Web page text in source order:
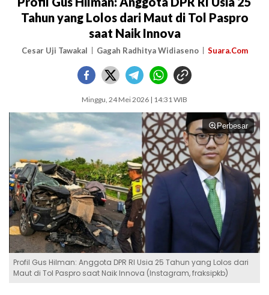
Tahun yang Lolos dari Maut di Tol Paspro
saat Naik Innova
Cesar Uji Tawakal Gagah Radhitya Widiaseno Suara.Com
Minggu, 24 Mei 2026 | 14:31 WIB
Perbesar
Profil Gus Hilman: Anggota DPR RI Usia 25 Tahun yang Lolos dari
Maut di Tol Paspro saat Naik Innova (Instagram, fraksipkb)